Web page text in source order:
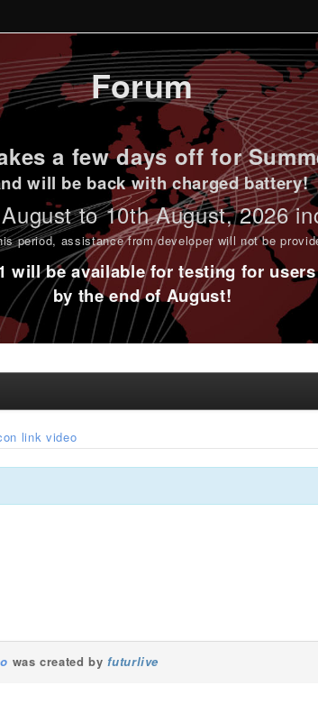
Forum
a few days off for
will be back with charged battery!
August to 10th August, 2026
period, assistance from developer will not be
will be available for testing for
by the end of August!
link video
was created byfuturlive